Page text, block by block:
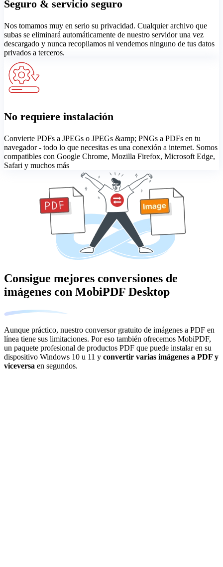
Seguro & servicio seguro
Nos tomamos muy en serio su privacidad. Cualquier archivo que
subas se eliminará automáticamente de nuestro servidor una vez
descargado y nunca recopilamos ni vendemos ninguno de tus datos
privados a terceros.
No requiere instalación
Convierte PDFs a JPEGs o JPEGs &amp; PNGs a PDFs en tu
navegador - todo lo que necesitas es una conexión a internet. Somos
compatibles con Google Chrome, Mozilla Firefox, Microsoft Edge,
Safari y muchos más
Consigue mejores conversiones de
imágenes con MobiPDF Desktop
Aunque práctico, nuestro conversor gratuito de imágenes a PDF en
línea tiene sus limitaciones. Por eso también ofrecemos MobiPDF,
un paquete profesional de productos PDF que puede instalar en su
dispositivo Windows 10 u 11 y convertir varias imágenes a PDF y
viceversa en segundos.